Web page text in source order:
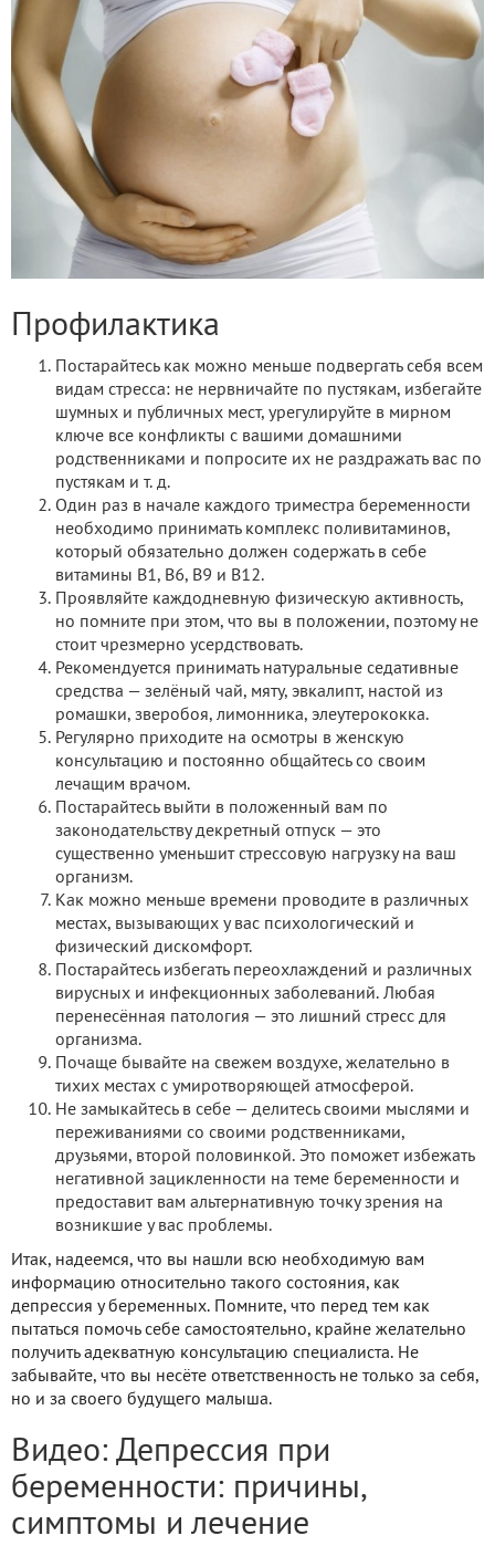
Профилактика
Постарайтесь как можно меньше подвергать себя всем
видам стресса: не нервничайте по пустякам, избегайте
шумных и публичных мест, урегулируйте в мирном
ключе все конфликты с вашими домашними
родственниками и попросите их не раздражать вас по
пустякам и т. д.
Один раз в начале каждого триместра беременности
необходимо принимать комплекс поливитаминов,
который обязательно должен содержать в себе
витамины В1, В6, В9 и В12.
Проявляйте каждодневную физическую активность,
но помните при этом, что вы в положении, поэтому не
стоит чрезмерно усердствовать.
Рекомендуется принимать натуральные седативные
средства — зелёный чай, мяту, эвкалипт, настой из
ромашки, зверобоя, лимонника, элеутерококка.
Регулярно приходите на осмотры в женскую
консультацию и постоянно общайтесь со своим
лечащим врачом.
Постарайтесь выйти в положенный вам по
законодательству декретный отпуск — это
существенно уменьшит стрессовую нагрузку на ваш
организм.
Как можно меньше времени проводите в различных
местах, вызывающих у вас психологический и
физический дискомфорт.
Постарайтесь избегать переохлаждений и различных
вирусных и инфекционных заболеваний. Любая
перенесённая патология — это лишний стресс для
организма.
Почаще бывайте на свежем воздухе, желательно в
тихих местах с умиротворяющей атмосферой.
Не замыкайтесь в себе — делитесь своими мыслями и
переживаниями со своими родственниками,
друзьями, второй половинкой. Это поможет избежать
негативной зацикленности на теме беременности и
предоставит вам альтернативную точку зрения на
возникшие у вас проблемы.
Итак, надеемся, что вы нашли всю необходимую вам
информацию относительно такого состояния, как
депрессия у беременных. Помните, что перед тем как
пытаться помочь себе самостоятельно, крайне желательно
получить адекватную консультацию специалиста. Не
забывайте, что вы несёте ответственность не только за себя,
но и за своего будущего малыша.
Видео: Депрессия при
беременности: причины,
симптомы и лечение